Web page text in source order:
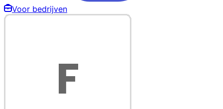
Voor bedrijven